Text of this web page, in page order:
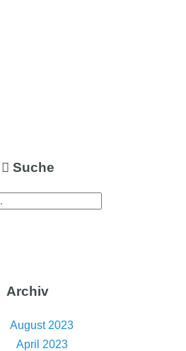
Suche
Archiv
August 2023
April 2023